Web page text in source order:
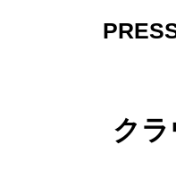
ク